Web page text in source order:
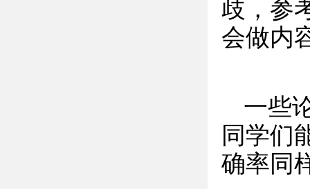
歧，参
会做内
一些
同学们
确率同